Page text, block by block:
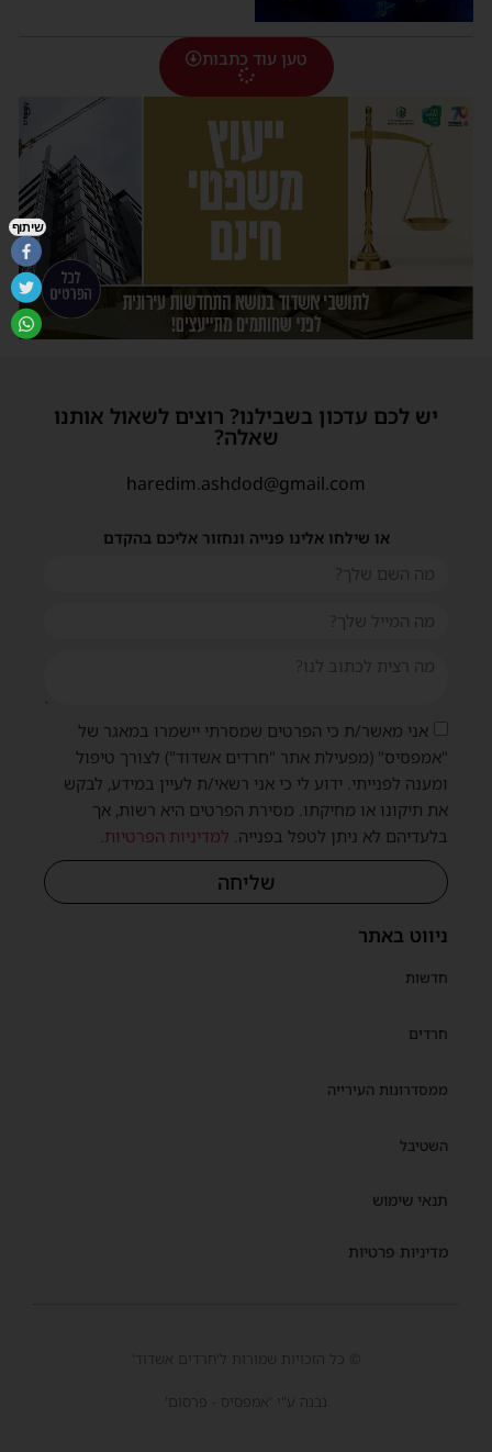
טען עוד כתבות
ניווט באתר
חדשות
חרדים
ממסדרונות העירייה
השטיבל
תנאי שימוש
מדיניות פרטיות
יש לכם עדכון בשבילנו? רוצים לשאול אותנו
שאלה?
haredim.ashdod@gmail.com
או שילחו אלינו פנייה ונחזור אליכם בהקדם
אני מאשר/ת כי הפרטים שמסרתי יישמרו במאגר של
"אמפסיס" (מפעילת אתר "חרדים אשדוד") לצורך טיפול
ומענה לפנייתי. ידוע לי כי אני רשאי/ת לעיין במידע, לבקש
את תיקונו או מחיקתו. מסירת הפרטים היא רשות, אך
בלעדיהם לא ניתן לטפל בפנייה. למדיניות הפרטיות.
שליחה
© כל הזכויות שמורות ל'חרדים אשדוד'
נבנה ע"י 'אמפסיס - פרסום'
שיתוף